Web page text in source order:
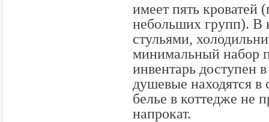
имеет пять кроватей (
небольших групп). В
стульями,
минимальный набор
инвентарь доступен
душевые находятся в
белье в коттедже не
напрокат.